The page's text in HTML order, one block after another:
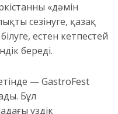
«дәмін
сезінуге, қазақ
естен кетпестей
береді.
— GastroFest
Бұл
үздік